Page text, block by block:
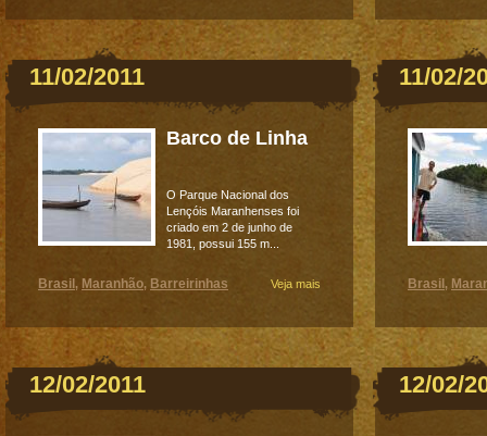
11/02/2011
Barco de Linha
O Parque Nacional dos
Lençóis Maranhenses foi
criado em 2 de junho de
1981, possui 155 m...
Veja mais
Brasil , Maranhão, Barreirinhas
12/02/2011
11/02/
Brasil ,
12/02/